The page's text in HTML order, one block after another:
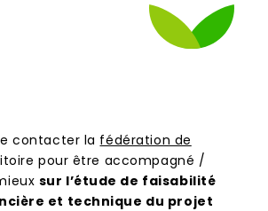
contacter la fédération de
pour être accompagné /
sur l’étude de faisabilité
et technique du projet